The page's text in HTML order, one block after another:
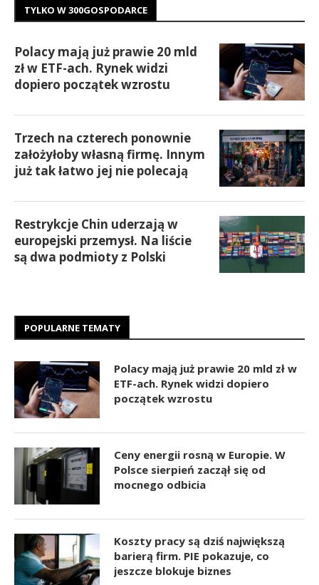
TYLKO W 300GOSPODARCE
Polacy mają już prawie 20 mld
zł w ETF-ach. Rynek widzi
dopiero początek wzrostu
Trzech na czterech ponownie
założyłoby własną firmę. Innym
już tak łatwo jej nie polecają
Restrykcje Chin uderzają w
europejski przemysł. Na liście
są dwa podmioty z Polski
POPULARNE TEMATY
Polacy mają już prawie 20 mld zł w
ETF-ach. Rynek widzi dopiero
początek wzrostu
Ceny energii rosną w Europie. W
Polsce sierpień zaczął się od
mocnego odbicia
Koszty pracy są dziś największą
barierą firm. PIE pokazuje, co
jeszcze blokuje biznes